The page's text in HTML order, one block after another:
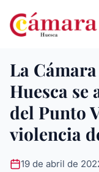
La
Huesca se
del Punto
violencia
19 de abril de